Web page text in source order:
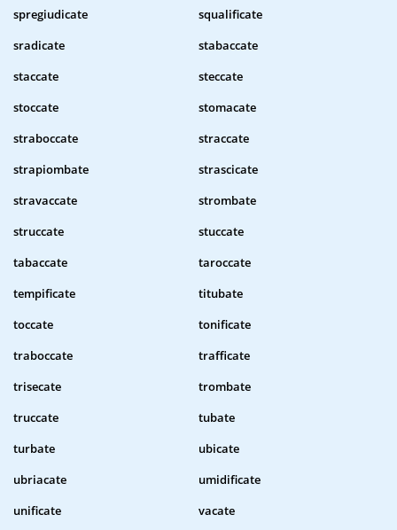
spregiudicate
squalificate
sradicate
stabaccate
staccate
steccate
stoccate
stomacate
straboccate
straccate
strapiombate
strascicate
stravaccate
strombate
struccate
stuccate
tabaccate
taroccate
tempificate
titubate
toccate
tonificate
traboccate
trafficate
trisecate
trombate
truccate
tubate
turbate
ubicate
ubriacate
umidificate
unificate
vacate